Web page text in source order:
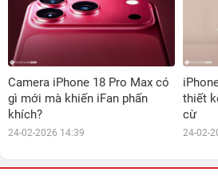
Camera iPhone 18 Pro Max có
gì mới mà khiến iFan phấn
khích?
24-02-2026 14:39
thiết
cừ
24-02-